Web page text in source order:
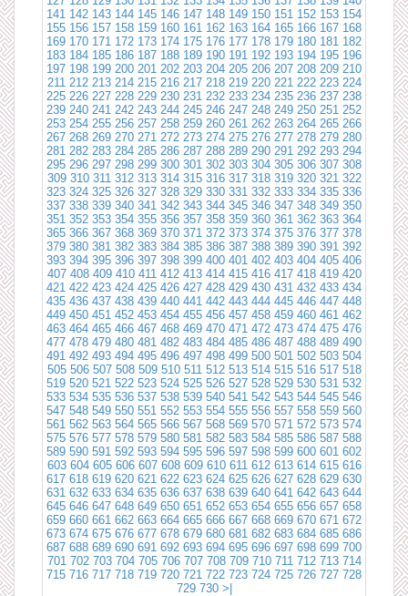
141 142 143 144 145 146 147 148 149 150 151 152 153 154
155 156 157 158 159 160 161 162 163 164 165 166 167 168
169 170 171 172 173 174 175 176 177 178 179 180 181 182
183 184 185 186 187 188 189 190 191 192 193 194 195 196
197 198 199 200 201 202 203 204 205 206 207 208 209 210
211 212 213 214 215 216 217 218 219 220 221 222 223 224
225 226 227 228 229 230 231 232 233 234 235 236 237 238
239 240 241 242 243 244 245 246 247 248 249 250 251 252
253 254 255 256 257 258 259 260 261 262 263 264 265 266
267 268 269 270 271 272 273 274 275 276 277 278 279 280
281 282 283 284 285 286 287 288 289 290 291 292 293 294
295 296 297 298 299 300 301 302 303 304 305 306 307 308
309 310 311 312 313 314 315 316 317 318 319 320 321 322
323 324 325 326 327 328 329 330 331 332 333 334 335 336
337 338 339 340 341 342 343 344 345 346 347 348 349 350
351 352 353 354 355 356 357 358 359 360 361 362 363 364
365 366 367 368 369 370 371 372 373 374 375 376 377 378
379 380 381 382 383 384 385 386 387 388 389 390 391 392
393 394 395 396 397 398 399 400 401 402 403 404 405 406
407 408 409 410 411 412 413 414 415 416 417 418 419 420
421 422 423 424 425 426 427 428 429 430 431 432 433 434
435 436 437 438 439 440 441 442 443 444 445 446 447 448
449 450 451 452 453 454 455 456 457 458 459 460 461 462
463 464 465 466 467 468 469 470 471 472 473 474 475 476
477 478 479 480 481 482 483 484 485 486 487 488 489 490
491 492 493 494 495 496 497 498 499 500 501 502 503 504
505 506 507 508 509 510 511 512 513 514 515 516 517 518
519 520 521 522 523 524 525 526 527 528 529 530 531 532
533 534 535 536 537 538 539 540 541 542 543 544 545 546
547 548 549 550 551 552 553 554 555 556 557 558 559 560
561 562 563 564 565 566 567 568 569 570 571 572 573 574
575 576 577 578 579 580 581 582 583 584 585 586 587 588
589 590 591 592 593 594 595 596 597 598 599 600 601 602
603 604 605 606 607 608 609 610 611 612 613 614 615 616
617 618 619 620 621 622 623 624 625 626 627 628 629 630
631 632 633 634 635 636 637 638 639 640 641 642 643 644
645 646 647 648 649 650 651 652 653 654 655 656 657 658
659 660 661 662 663 664 665 666 667 668 669 670 671 672
673 674 675 676 677 678 679 680 681 682 683 684 685 686
687 688 689 690 691 692 693 694 695 696 697 698 699 700
701 702 703 704 705 706 707 708 709 710 711 712 713 714
715 716 717 718 719 720 721 722 723 724 725 726 727 728
729 730 >|